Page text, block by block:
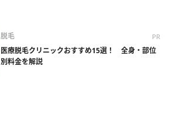
脱毛 PR
医療脱毛クリニックおすすめ15選！ 全身・部位
別料金を解説